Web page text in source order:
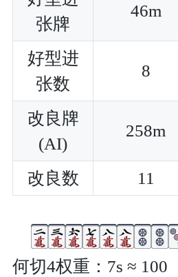
张牌
46m
好型进
张数
8
改良牌
(AI)
258m
改良数 11
何切4权重：7s ≈ 100